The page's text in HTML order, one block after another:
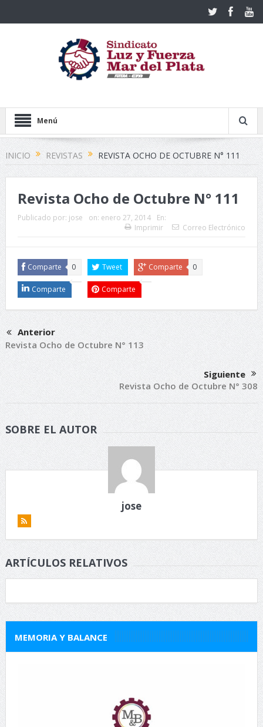
Menú
INICIO REVISTAS REVISTA OCHO DE OCTUBRE N° 111
Revista Ocho de Octubre N° 111
Publicado por: jose on: enero 27, 2014
En:
Imprimir
Correo Electrónico
Comparte 0 Tweet Comparte 0
Comparte Comparte
Anterior
Revista Ocho de Octubre N° 113
Siguiente
Revista Ocho de Octubre N° 308
SOBRE EL AUTOR
jose
ARTÍCULOS RELATIVOS
MEMORIA Y BALANCE